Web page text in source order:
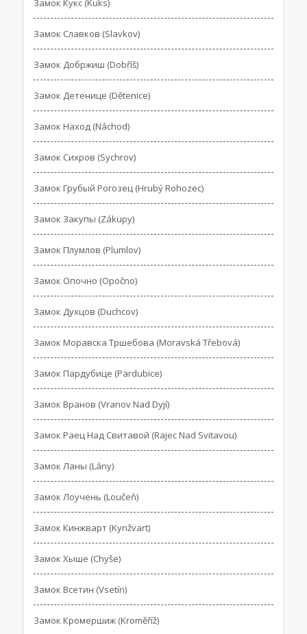
Замок Кукс (Kuks)
Замок Славков (Slavkov)
Замок Добржиш (Dobříš)
Замок Детенице (Dětenice)
Замок Наход (Náchod)
Замок Сихров (Sychrov)
Замок Грубый Рогозец (Hrubý Rohozec)
Замок Закупы (Zákupy)
Замок Плумлов (Plumlov)
Замок Опочно (Opočno)
Замок Духцов (Duchcov)
Замок Моравска Тршебова (Moravská Třebová)
Замок Пардубице (Pardubice)
Замок Вранов (Vranov Nad Dyjí)
Замок Раец Над Свитавой (Rajec Nad Svitavou)
Замок Ланы (Lány)
Замок Лоучень (Loučeň)
Замок Кинжварт (Kynžvart)
Замок Хыше (Chyše)
Замок Всетин (Vsetín)
Замок Кромершиж (Kroměříž)